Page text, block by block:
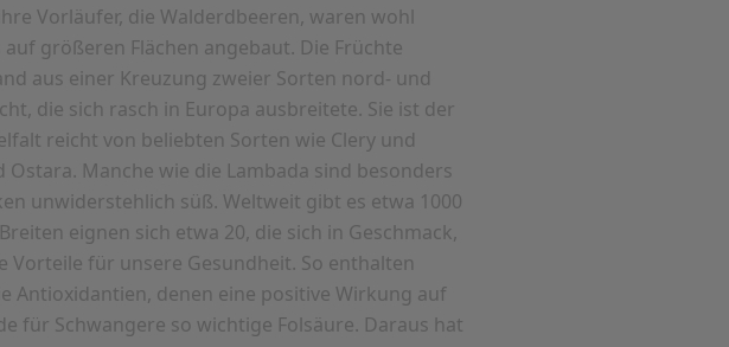
Vorläufer, die Walderdbeeren, waren wohl
größeren Flächen angebaut. Die Früchte
aus einer Kreuzung zweier Sorten nord- und
die sich rasch in Europa ausbreitete. Sie ist der
reicht von beliebten Sorten wie Clery und
Manche wie die Lambada sind besonders
unwiderstehlich süß. Weltweit gibt es etwa 1000
eignen sich etwa 20, die sich in Geschmack,
für unsere Gesundheit. So enthalten
Antioxidantien, denen eine positive Wirkung auf
für Schwangere so wichtige Folsäure. Daraus hat